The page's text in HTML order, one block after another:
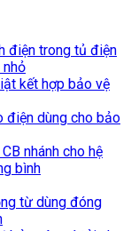
điện trong tủ điện
nhỏ
kết hợp bảo vệ
điện dùng cho bảo
nhánh cho hệ
bình
từ dùng đóng